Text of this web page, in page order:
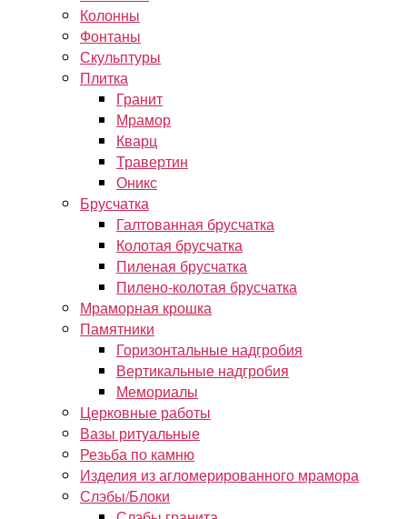
Колонны
Фонтаны
Скульптуры
Плитка
Гранит
Мрамор
Кварц
Травертин
Оникс
Брусчатка
Галтованная брусчатка
Колотая брусчатка
Пиленая брусчатка
Пилено-колотая брусчатка
Мраморная крошка
Памятники
Горизонтальные надгробия
Вертикальные надгробия
Мемориалы
Церковные работы
Вазы ритуальные
Резьба по камню
Изделия из агломерированного мрамора
Слэбы/Блоки